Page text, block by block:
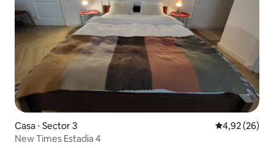
Casa ⋅ Sector 3 4,92 de uma
4,92 (26)
New Times Estadia 4